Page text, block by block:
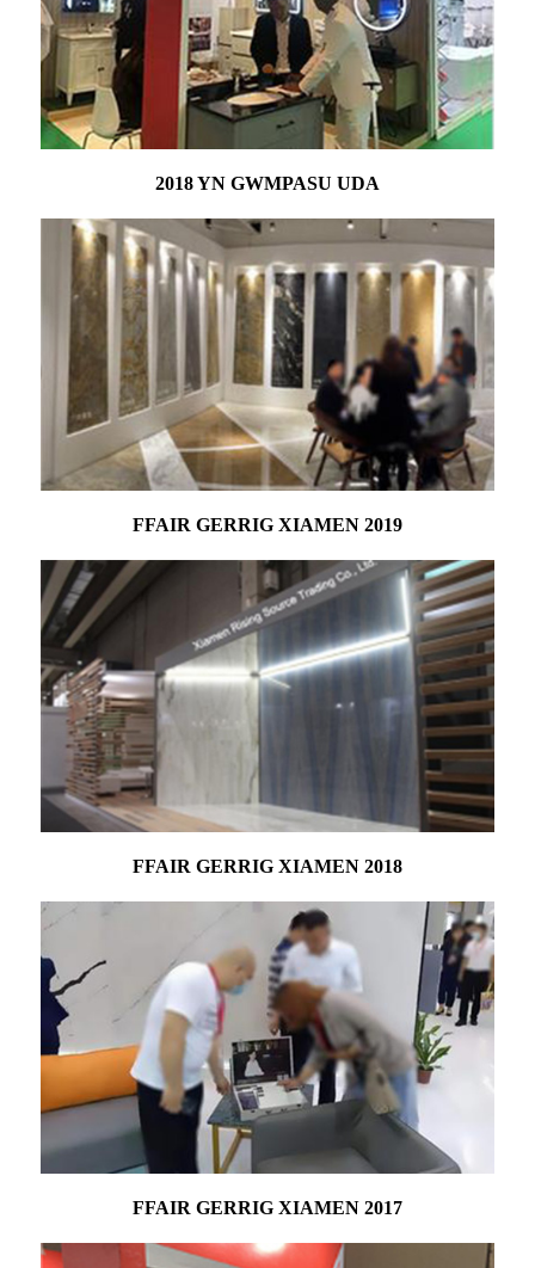
2018 YN GWMPASU UDA
FFAIR GERRIG XIAMEN 2019
FFAIR GERRIG XIAMEN 2018
FFAIR GERRIG XIAMEN 2017